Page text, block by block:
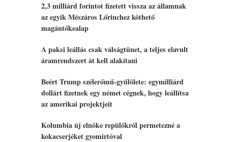
2,3 milliárd forintot fizetett vissza az államnak
az egyik Mészáros Lőrinchez köthető
magántőkealap
A paksi leállás csak válságtünet, a teljes elavult
áramrendszert át kell alakítani
Beért Trump szélerőmű-gyűlölete: egymilliárd
dollárt fizetnek egy német cégnek, hogy leállítsa
az amerikai projektjeit
Kolumbia új elnöke repülőkről permetezné a
kokacserjéket gyomirtóval